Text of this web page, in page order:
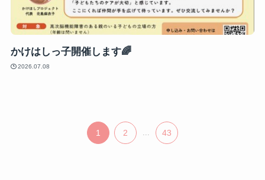
かけはしっ子開催します🌈
2026.07.08
1 2 43